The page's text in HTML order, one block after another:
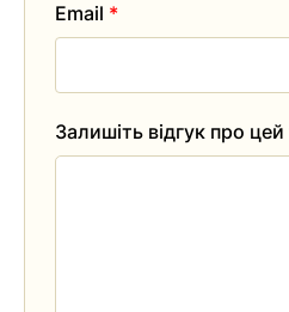
Залишіть відгук про
Email *